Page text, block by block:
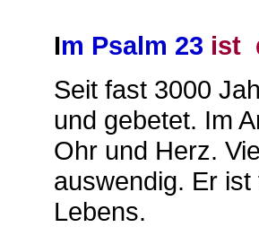
Im Psalm 23 ist
Seit fast 3000
und gebetet. Im
Ohr und Herz.
auswendig. Er
Lebens.